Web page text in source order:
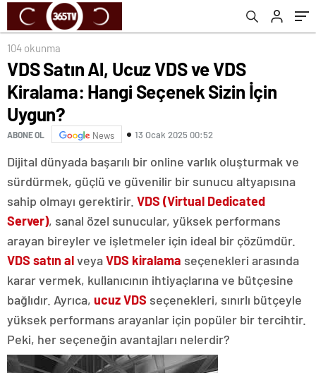
104 okunma
VDS Satın Al, Ucuz VDS ve VDS
Kiralama: Hangi Seçenek Sizin İçin
Uygun?
ABONE OL News 13 Ocak 2025 00:52
Dijital dünyada başarılı bir online varlık oluşturmak ve
sürdürmek, güçlü ve güvenilir bir sunucu altyapısına
sahip olmayı gerektirir. VDS (Virtual Dedicated
Server), sanal özel sunucular, yüksek performans
arayan bireyler ve işletmeler için ideal bir çözümdür.
VDS satın alveyaVDS kiralama seçenekleri arasında
karar vermek, kullanıcının ihtiyaçlarına ve bütçesine
bağlıdır. Ayrıca, ucuz VDS seçenekleri, sınırlı bütçeyle
yüksek performans arayanlar için popüler bir tercihtir.
Peki, her seçeneğin avantajları nelerdir?